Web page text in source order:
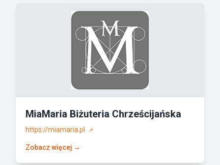
MiaMaria Biżuteria Chrześcijańska
https://miamaria.pl ↗
Zobacz więcej →